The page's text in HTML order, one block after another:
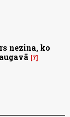
nezina, ko
7